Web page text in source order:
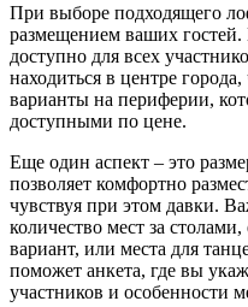
При выборе подходящего
размещением ваших
доступно для всех
находиться в центре
варианты на периферии,
доступными по цене.
Еще один аспект – это
позволяет комфортно
чувствуя при этом давки.
количество мест за
вариант, или места для
поможет анкета, где вы
участников и особенности